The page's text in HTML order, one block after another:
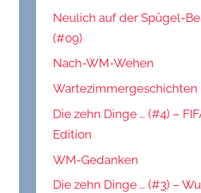
Neulich auf der Spügel-
(#09)
Nach-WM-Wehen
Wartezimmergeschichten
Die zehn Dinge … (#4) –
Edition
WM-Gedanken
Die zehn Dinge … (#3) –